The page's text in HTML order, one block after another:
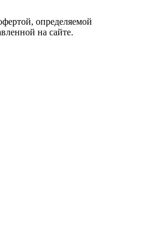
определяемой
на сайте.